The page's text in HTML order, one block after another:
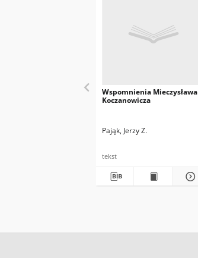
Wspomnienia Mieczysława
Koczanowicza
Pająk, Jerzy Z.
tekst